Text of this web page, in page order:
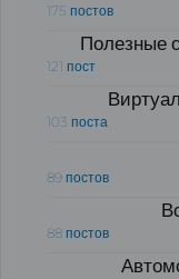
175 постов
Полезные
121 пост
103 поста
89 постов
88 постов